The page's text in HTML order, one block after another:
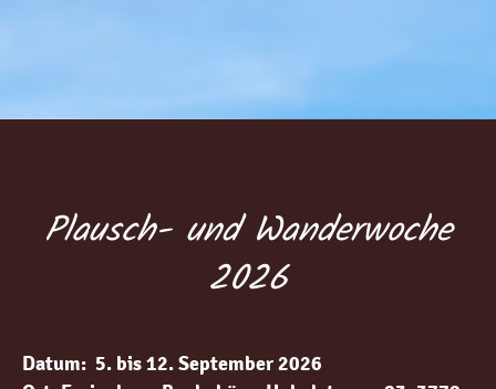
Plausch- und Wanderwoche
2026
Datum: 5. bis 12. September 2026